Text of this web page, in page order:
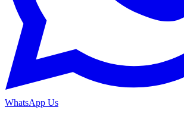
WhatsApp Us